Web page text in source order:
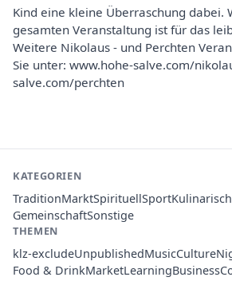
Kind eine kleine Überraschung dabei.
gesamten Veranstaltung ist für das
Weitere Nikolaus - und Perchten
Sie unter: www.hohe-salve.com/
salve.com/perchten
KATEGORIEN
TraditionMarktSpirituellSportKulinarisch
GemeinschaftSonstige
THEMEN
klz-excludeUnpublishedMusicCulture
Food & DrinkMarketLearningBusiness